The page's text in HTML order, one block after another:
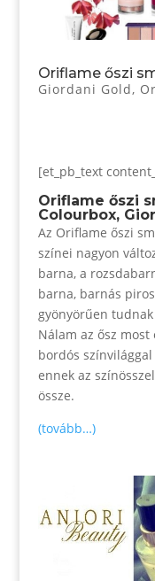
Oriflame őszi
Giordani Gold,
[et_pb_text
Oriflame őszi
Colourbox,
Az Oriflame őszi
színei nagyon
barna, a
barna, barnás
gyönyörűen
Nálam az ősz most
bordós
ennek az
össze.
(tovább…)